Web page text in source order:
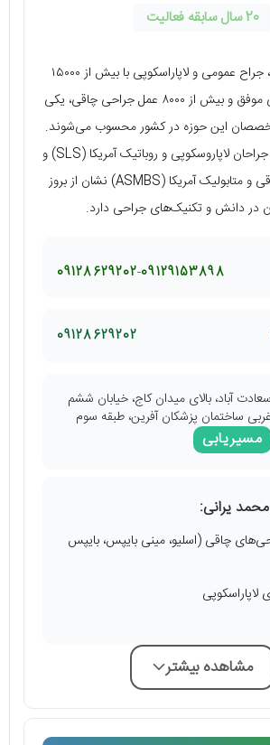
20 سال سابقه فعالیت
دکتر محمد یرانی، جراح عمومی و لاپاراسکوپی با بیش از ۱۵۰۰۰
عمل جراحی عمومی موفق و بیش از ۸۰۰۰ عمل جراحی چاقی، یکی
این حوزه در کشور محسوب می‌شوند.
عضویت در انجمن جراحان لاپاروسکوپی و روباتیک آمریکا (SLS) و
انجمن جراحان چاقی و متابولیک آمریکا (ASMBS) نشان از بروز
در دانش و تکنیک‌های جراحی دارد.
09129153898
09128629202
09128629202
سعادت آباد، بالای میدان کاج، خیابان ششم
غربی ساختمان پزشکان آفرین، طبقه سوم
مسیریابی
یرانی:
چاقی (اسلیو، مینی بایپس، بایپس
مشاهده بیشتر